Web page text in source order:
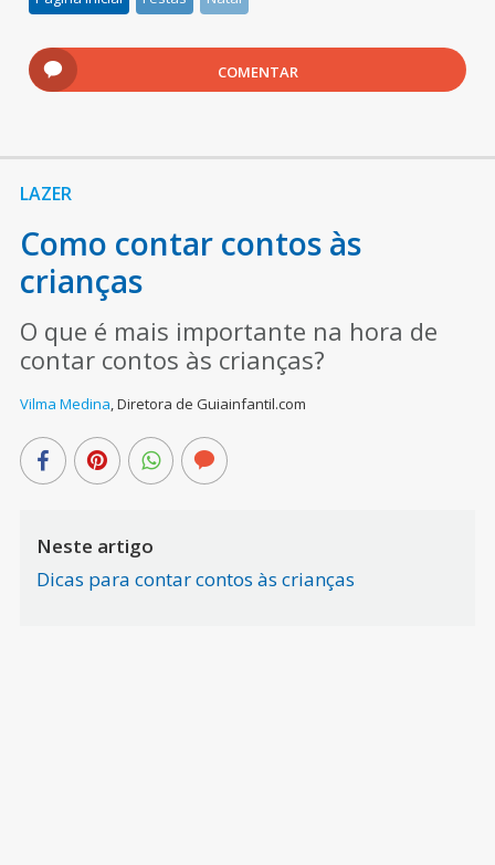
COMENTAR
LAZER
Como contar contos às
crianças
O que é mais importante na hora de
contar contos às crianças?
Vilma Medina,Diretora de Guiainfantil.com
Neste artigo
Dicas para contar contos às crianças